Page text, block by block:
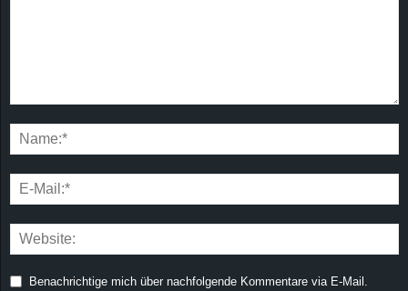
Benachrichtige mich über nachfolgende Kommentare via E-Mail.